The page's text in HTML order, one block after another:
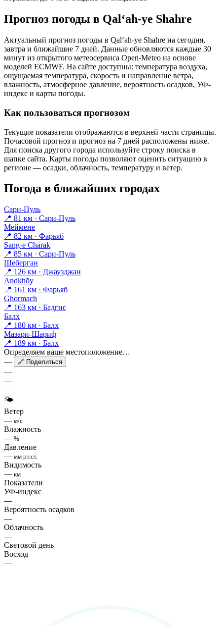
Прогноз погоды в Qal‘ah-ye Shahrе
Актуальный прогноз погоды в Qal‘ah-ye Shahrе на сегодня,
завтра и ближайшие 7 дней. Данные обновляются каждые 30
минут из открытого метеосервиса Open-Meteo на основе
моделей ECMWF. На сайте доступны: температура воздуха,
ощущаемая температура, скорость и направление ветра,
влажность, атмосферное давление, вероятность осадков, УФ-
индекс и карты погоды.
Как пользоваться прогнозом
Текущие показатели отображаются в верхней части страницы.
Почасовой прогноз и прогноз на 7 дней расположены ниже.
Для поиска другого города используйте строку поиска в
шапке сайта. Карты погоды позволяют оценить ситуацию в
регионе — осадки, облачность, температуру и ветер.
Погода в ближайших городах
Сари-Пуль
📍 81 км · Сари-Пуль
Меймене
📍 82 км · Фарьяб
Sang-e Chārak
📍 85 км · Сари-Пуль
Шеберган
📍 126 км · Джаузджан
Andkhōy
📍 161 км · Фарьяб
Ghormach
📍 163 км · Бадгис
Балх
📍 180 км · Балх
Мазари-Шариф
📍 189 км · Балх
Определяем ваше местоположение…
—
🔗 Поделиться
—
—
—
🌤
Ветер
— м/с
Влажность
— %
Давление
— мм рт.ст.
Видимость
— км
Показатели
УФ-индекс
—
Вероятность осадков
—
Облачность
—
Световой день
Восход
—